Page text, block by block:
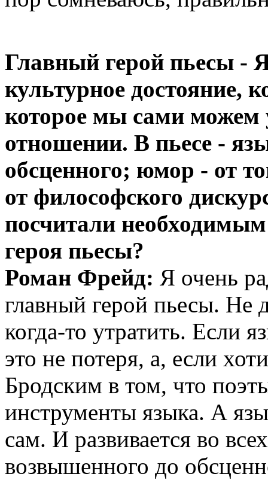
Главный герой пьесы -
культурное достояние,
которое мы сами можем
отношении. В пьесе -
обсценного; юмор - от
от философского
посчитали
героя пьесы?
Роман Фрейд: Я очень
главный герой пьесы.
когда-то утратить. Если
это не потеря, а, если
Бродским в том, что
инструменты языка. А
сам. И развивается во
возвышенного до